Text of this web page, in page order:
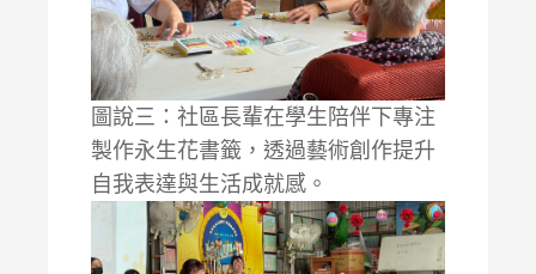
圖說三：社區長輩在學生陪伴下專注
製作永生花書籤，透過藝術創作提升
自我表達與生活成就感。